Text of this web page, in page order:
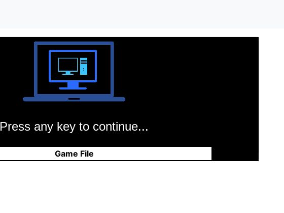
Press any key to continue...
Game File